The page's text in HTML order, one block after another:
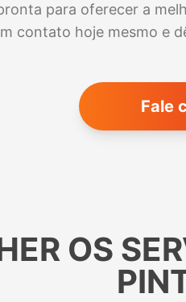
para oferecer a
contato hoje mesmo e
Fale
OS